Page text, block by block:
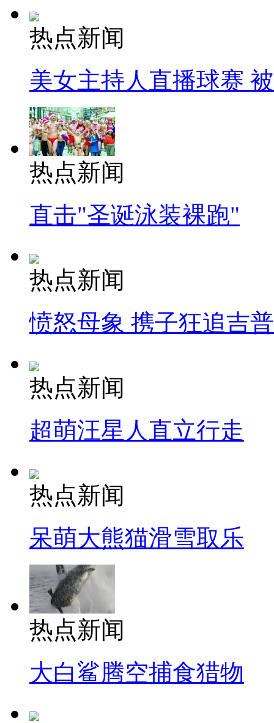
热点新闻
美女主持人直播球赛
热点新闻
直击"圣诞泳装裸跑"
热点新闻
愤怒母象 携子狂追吉
热点新闻
超萌汪星人直立行走
热点新闻
呆萌大熊猫滑雪取乐
热点新闻
大白鲨腾空捕食猎物